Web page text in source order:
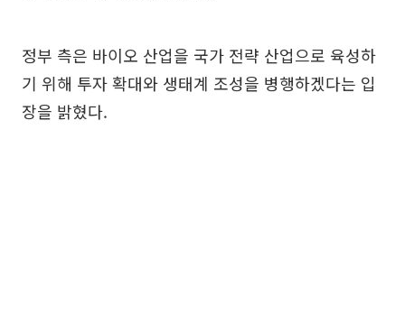
정부 측은 바이오 산업을 국가 전략 산업으로 육성하
기 위해 투자 확대와 생태계 조성을 병행하겠다는 입
장을 밝혔다.